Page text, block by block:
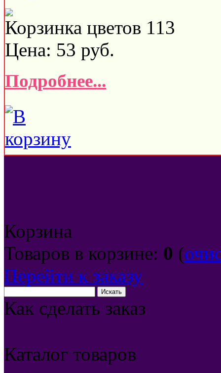
Корзинка цветов 113
Цена: 53 руб.
Подробнее...
Корзина
Товаров в корзине: 0 (
Перейти к заказу
Как сделать заказ
Каталог товаров